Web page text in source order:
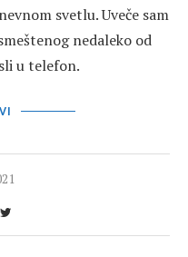
svetlu. Uveče sam
nedaleko od
u telefon.